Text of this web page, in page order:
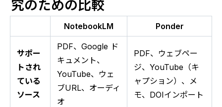
究のための比較
NotebookLM Ponder
サポー
トされ
ている
ソース
PDF、Google ド
キュメント、
YouTube、ウェ
ブURL、オーディ
オ
PDF、ウェブペー
ジ、YouTube（キ
ャプション）、メ
モ、DOIインポート